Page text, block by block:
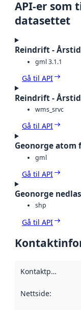
API-er som
datasettet
Reindrift -
gml 3.1.1
Gå til API
Reindrift -
wms_srvc
Gå til API
Geonorge atom
gml
Gå til API
Geonorge
shp
Gå til API
Kontaktpunkt
Nettside: